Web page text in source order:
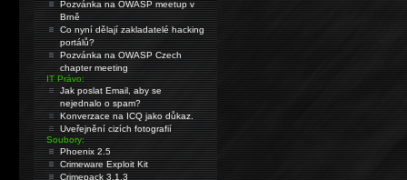
Pozvánka na OWASP meetup v
Brně
Co nyní dělají zakladatelé hacking
portálů?
Pozvánka na OWASP Czech
chapter meeting
IT Právo:
Jak poslat Email, aby se
nejednalo o spam?
Konverzace na ICQ jako důkaz.
Uveřejnění cizích fotografií
Soubory:
Phoenix 2.5
Crimeware Exploit Kit
Crimepack 3.1.3